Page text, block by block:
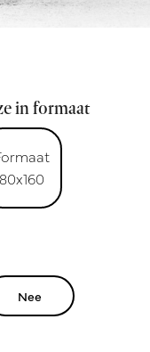
in formaat
80x160
Nee